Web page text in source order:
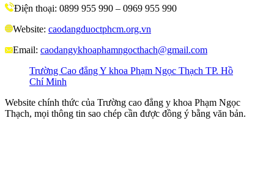
Điện thoại: 0899 955 990 – 0969 955 990
Website: caodangduoctphcm.org.vn
Email: caodangykhoaphamngocthach@gmail.com
Trường Cao đẳng Y khoa Phạm Ngọc Thạch TP. Hồ
Chí Minh
Website chính thức của Trường cao đẳng y khoa Phạm Ngọc
Thạch, mọi thông tin sao chép cần được đồng ý bằng văn bản.